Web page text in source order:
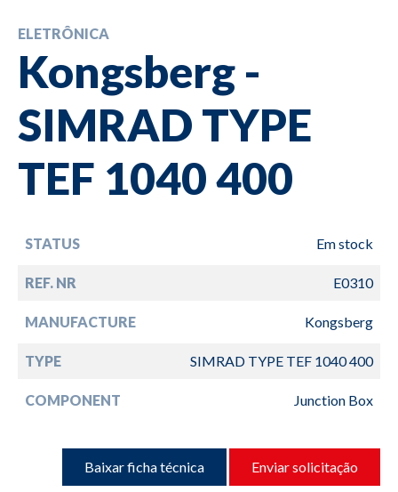
ELETRÔNICA
Kongsberg -
SIMRAD TYPE
TEF 1040 400
STATUS Em stock
REF. NR E0310
MANUFACTURE Kongsberg
TYPE SIMRAD TYPE TEF 1040 400
COMPONENT Junction Box
Baixar ficha técnica Enviar solicitação